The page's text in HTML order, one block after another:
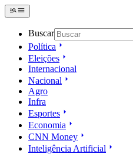
Buscar
Política
Eleições
Internacional
Nacional
Agro
Infra
Esportes
Economia
CNN Money
Inteligência Artificial